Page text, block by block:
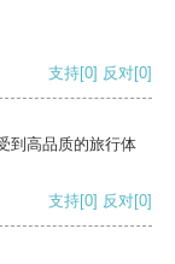
支持[0] 反对[0]
到高品质的旅行体
支持[0] 反对[0]